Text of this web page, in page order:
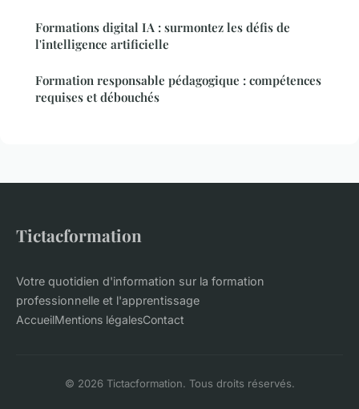
Formations digital IA : surmontez les défis de
l'intelligence artificielle
Formation responsable pédagogique : compétences
requises et débouchés
Tictacformation
Votre quotidien d'information sur la formation
professionnelle et l'apprentissage
AccueilMentions légalesContact
© 2026 Tictacformation. Tous droits réservés.